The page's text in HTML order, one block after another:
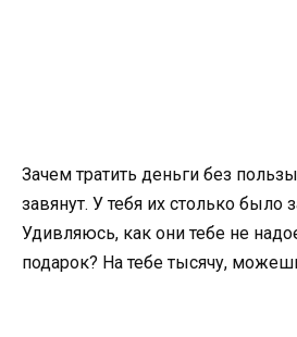
Зачем тратить деньги без
завянут. У тебя их столько было
Удивляюсь, как они тебе не
подарок? На тебе тысячу,